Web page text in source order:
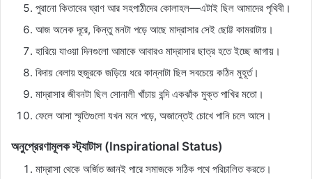
পুরানো কিতাবের ঘ্রাণ আর সহপাঠীদের কোলাহল—এটাই ছিল আমাদের পৃথিবী।
আজ অনেক দূরে, কিন্তু মনটা পড়ে আছে মাদ্রাসার সেই ছোট্ট কামরাটায়।
হারিয়ে যাওয়া দিনগুলো আমাকে আবারও মাদ্রাসার ছাত্র হতে ইচ্ছে জাগায়।
বিদায় বেলায় হুজুরকে জড়িয়ে ধরে কান্নাটা ছিল সবচেয়ে কঠিন মুহূর্ত।
মাদ্রাসার জীবনটা ছিল সোনালী খাঁচায় বন্দি একঝাঁক মুক্ত পাখির মতো।
ফেলে আসা স্মৃতিগুলো যখন মনে পড়ে, অজান্তেই চোখে পানি চলে আসে।
অনুপ্রেরণামূলক স্ট্যাটাস (Inspirational Status)
মাদ্রাসা থেকে অর্জিত জ্ঞানই পারে সমাজকে সঠিক পথে পরিচালিত করতে।